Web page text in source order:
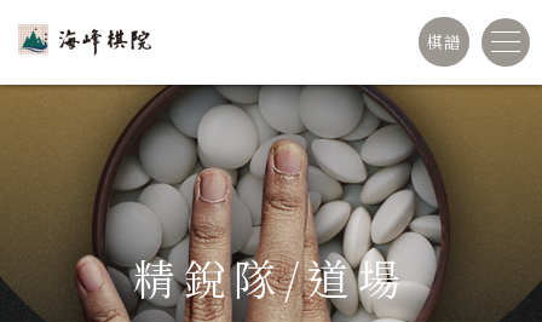
棋譜
精銳隊/道場